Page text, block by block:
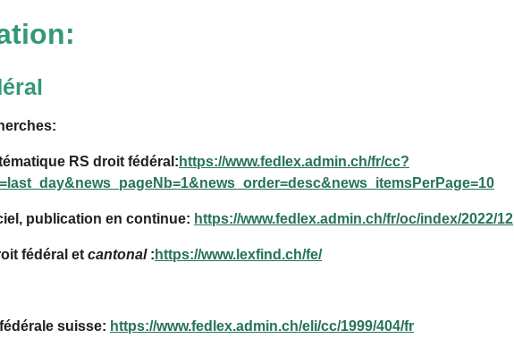
RS droit fédéral: https://www.fedlex.admin.ch/fr/cc?
publication en continue: https://www.fedlex.admin.ch/fr/oc/index/2022/12
fédéral et cantonal: https://www.lexfind.ch/fe/
suisse: https://www.fedlex.admin.ch/eli/cc/1999/404/fr